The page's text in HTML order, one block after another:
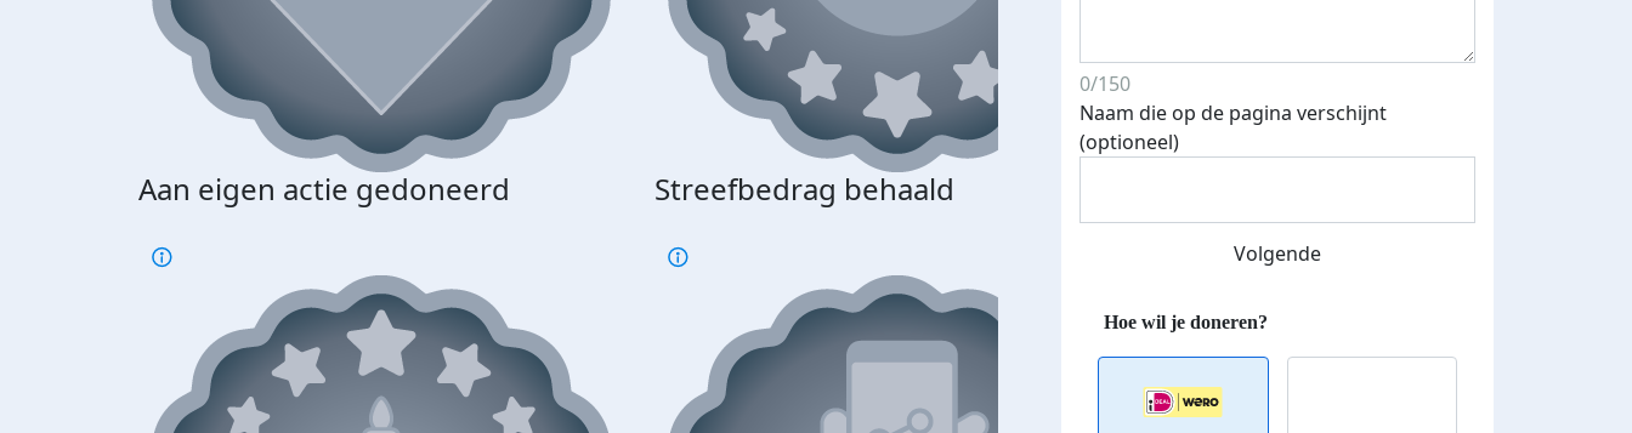
Aan eigen actie gedoneerd Streefbedrag behaald
0/150
Naam die op de pagina verschijnt
(optioneel)
Volgende